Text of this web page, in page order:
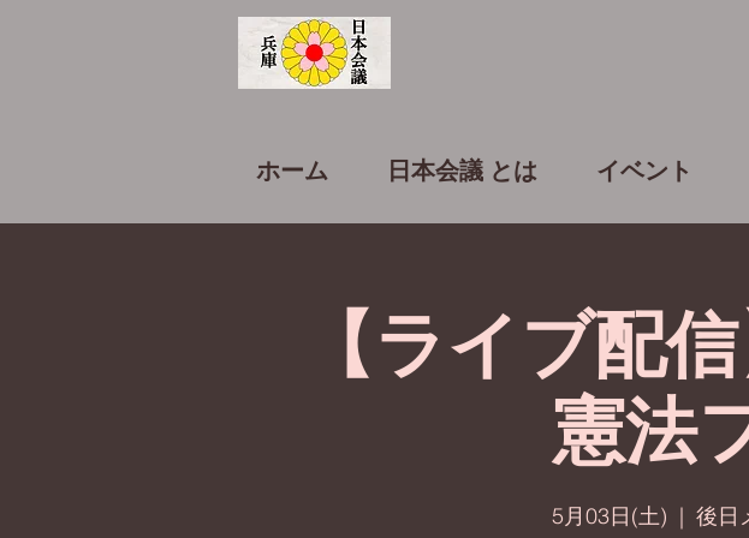
ホーム 日本会議 とは イベント
【ライブ配
憲法
5月03日(土)
  |
後日